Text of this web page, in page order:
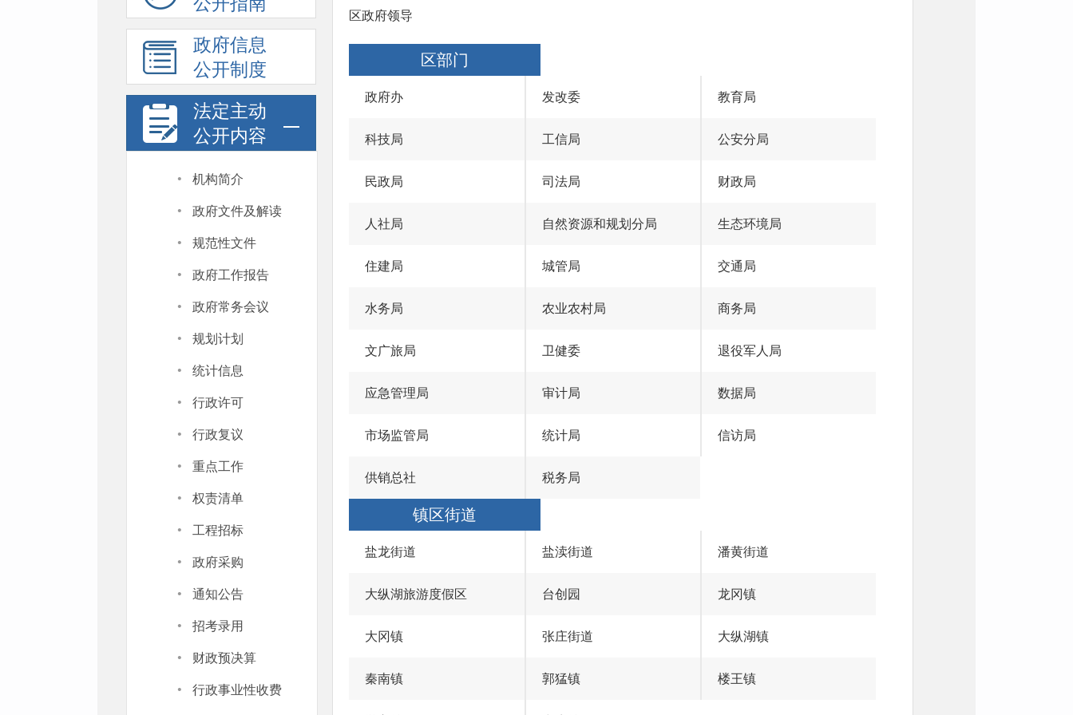
政府信息
公开制度
法定主动
公开内容
· 机构简介
· 政府文件及解读
· 规范性文件
· 政府工作报告
· 政府常务会议
· 规划计划
· 统计信息
· 行政许可
· 行政复议
· 重点工作
· 权责清单
· 工程招标
· 政府采购
· 通知公告
· 招考录用
· 财政预决算
· 行政事业性收费
区政府领导
区部门
政府办 发改委 教育局
科技局 工信局 公安分局
民政局 司法局 财政局
人社局 自然资源和规划分局 生态环境局
住建局 城管局 交通局
水务局 农业农村局 商务局
文广旅局 卫健委 退役军人局
应急管理局 审计局 数据局
市场监管局 统计局 信访局
供销总社 税务局
镇区街道
盐龙街道 盐渎街道 潘黄街道
大纵湖旅游度假区 台创园 龙冈镇
大冈镇 张庄街道 大纵湖镇
秦南镇 郭猛镇 楼王镇